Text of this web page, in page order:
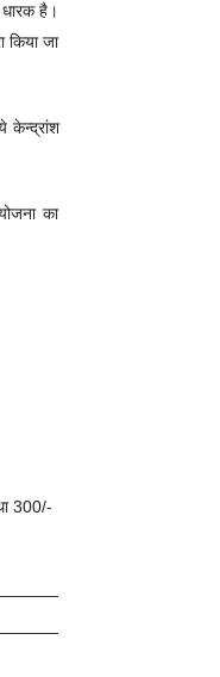
धारक है।
किया जा
केन्द्रांश
का
300/-